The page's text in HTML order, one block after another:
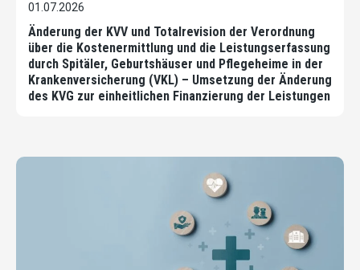
01.07.2026
Änderung der KVV und Totalrevision der Verordnung
über die Kostenermittlung und die Leistungserfassung
durch Spitäler, Geburtshäuser und Pflegeheime in der
Krankenversicherung (VKL) – Umsetzung der Änderung
des KVG zur einheitlichen Finanzierung der Leistungen